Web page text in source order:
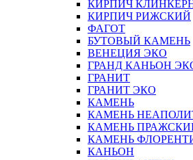
КИРПИЧ
КИРПИЧ РИЖСКИЙ
ФАГОТ
БУТОВЫЙ КАМЕНЬ
ВЕНЕЦИЯ ЭКО
ГРАНД КАНЬОН
ГРАНИТ
ГРАНИТ ЭКО
КАМЕНЬ
КАМЕНЬ
КАМЕНЬ
КАМЕНЬ
КАНЬОН